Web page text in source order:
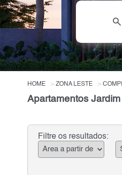
search
HOME ZONA LESTE
Apartamentos
Filtre os resultados: